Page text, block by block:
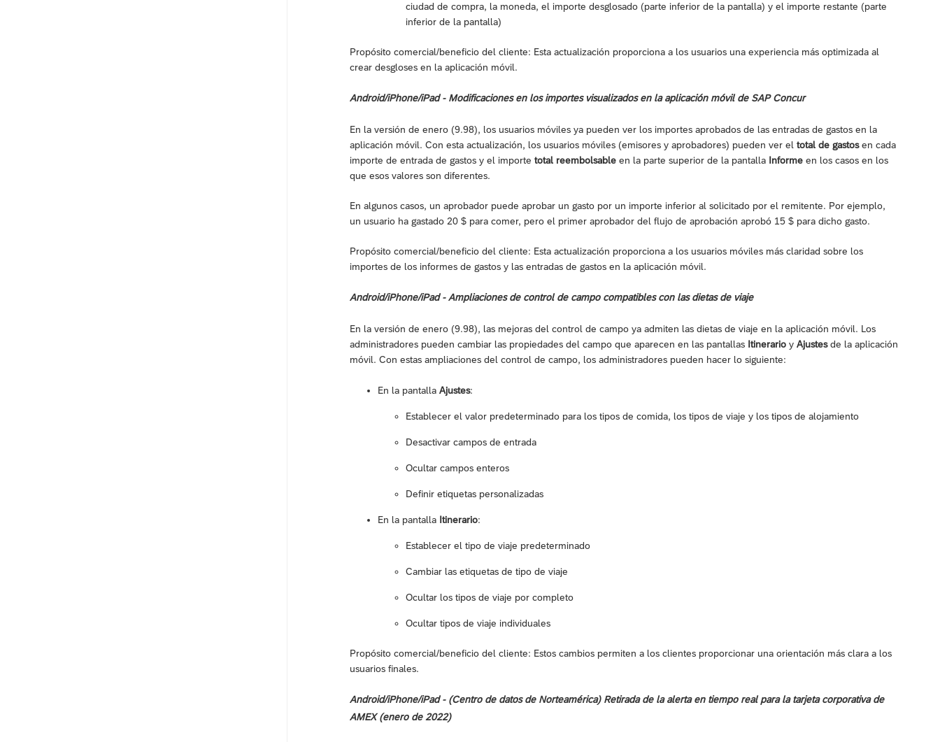
ciudad de compra, la moneda, el importe desglosado (parte inferior de la pantalla) y el importe restante (parte
inferior de la pantalla)
Propósito comercial/beneficio del cliente: Esta actualización proporciona a los usuarios una experiencia más optimizada al
crear desgloses en la aplicación móvil.
Android/iPhone/iPad - Modificaciones en los importes visualizados en la aplicación móvil de SAP Concur
En la versión de enero (9.98), los usuarios móviles ya pueden ver los importes aprobados de las entradas de gastos en la
aplicación móvil. Con esta actualización, los usuarios móviles (emisores y aprobadores) pueden ver el total de gastosen cada
importe de entrada de gastos y el importe total reembolsable en la parte superior de la pantalla Informe en los casos en los
que esos valores son diferentes.
En algunos casos, un aprobador puede aprobar un gasto por un importe inferior al solicitado por el remitente. Por ejemplo,
un usuario ha gastado 20 $ para comer, pero el primer aprobador del flujo de aprobación aprobó 15 $ para dicho gasto.
Propósito comercial/beneficio del cliente: Esta actualización proporciona a los usuarios móviles más claridad sobre los
importes de los informes de gastos y las entradas de gastos en la aplicación móvil.
Android/iPhone/iPad - Ampliaciones de control de campo compatibles con las dietas de viaje
En la versión de enero (9.98), las mejoras del control de campo ya admiten las dietas de viaje en la aplicación móvil. Los
administradores pueden cambiar las propiedades del campo que aparecen en las pantallas Itinerario y Ajustesde la aplicación
móvil. Con estas ampliaciones del control de campo, los administradores pueden hacer lo siguiente:
En la pantalla Ajustes:
Establecer el valor predeterminado para los tipos de comida, los tipos de viaje y los tipos de alojamiento
Desactivar campos de entrada
Ocultar campos enteros
Definir etiquetas personalizadas
En la pantalla Itinerario:
Establecer el tipo de viaje predeterminado
Cambiar las etiquetas de tipo de viaje
Ocultar los tipos de viaje por completo
Ocultar tipos de viaje individuales
Propósito comercial/beneficio del cliente: Estos cambios permiten a los clientes proporcionar una orientación más clara a los
usuarios finales.
Android/iPhone/iPad - (Centro de datos de Norteamérica) Retirada de la alerta en tiempo real para la tarjeta corporativa de
AMEX (enero de 2022)